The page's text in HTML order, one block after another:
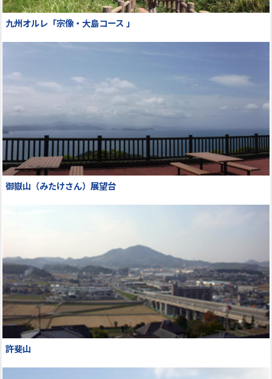
九州オルレ「宗像・大島コース 」
御嶽山（みたけさん）展望台
許斐山